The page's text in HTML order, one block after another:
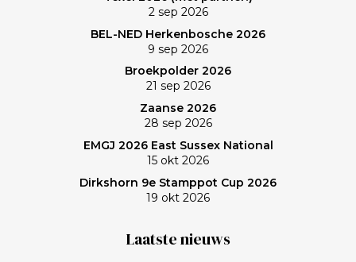
2 sep 2026
BEL-NED Herkenbosche 2026
9 sep 2026
Broekpolder 2026
21 sep 2026
Zaanse 2026
28 sep 2026
EMGJ 2026 East Sussex National
15 okt 2026
Dirkshorn 9e Stamppot Cup 2026
19 okt 2026
Laatste nieuws